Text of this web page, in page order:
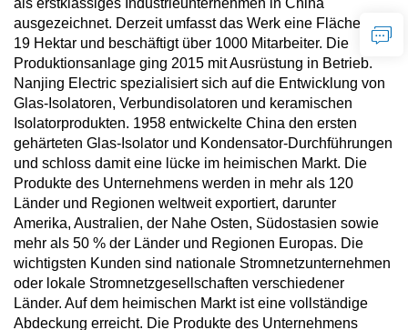
als erstklassiges Industrieunternehmen in China
ausgezeichnet. Derzeit umfasst das Werk eine Fläche von
19 Hektar und beschäftigt über 1000 Mitarbeiter. Die
Produktionsanlage ging 2015 mit Ausrüstung in Betrieb.
Nanjing Electric spezialisiert sich auf die Entwicklung von
Glas-Isolatoren, Verbundisolatoren und keramischen
Isolatorprodukten. 1958 entwickelte China den ersten
gehärteten Glas-Isolator und Kondensator-Durchführungen
und schloss damit eine lücke im heimischen Markt. Die
Produkte des Unternehmens werden in mehr als 120
Länder und Regionen weltweit exportiert, darunter
Amerika, Australien, der Nahe Osten, Südostasien sowie
mehr als 50 % der Länder und Regionen Europas. Die
wichtigsten Kunden sind nationale Stromnetzunternehmen
oder lokale Stromnetzgesellschaften verschiedener
Länder. Auf dem heimischen Markt ist eine vollständige
Abdeckung erreicht. Die Produkte des Unternehmens